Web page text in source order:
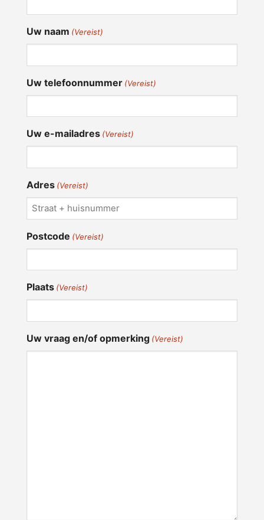
Uw naam (Vereist)
Uw telefoonnummer (Vereist)
Uw e-mailadres (Vereist)
Adres (Vereist)
Postcode (Vereist)
Plaats (Vereist)
Uw vraag en/of opmerking (Vereist)